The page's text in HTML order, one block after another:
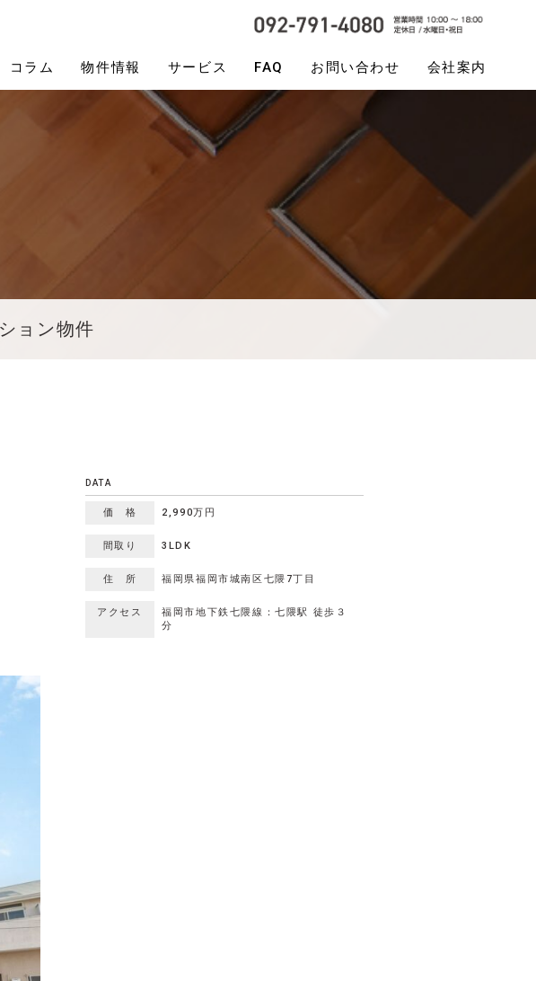
コラム 物件情報 サービス FAQ お問い合わせ 会社案内
ョン物件
DATA
価 格 2,990万円
間取り 3LDK
住 所 福岡県福岡市城南区七隈7丁目
アクセス
福岡市地下鉄七隈線：七隈駅 徒歩３
分